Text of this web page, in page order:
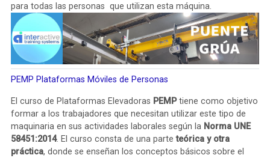
para todas las personas que utilizan esta máquina.
PEMP Plataformas Móviles de Personas
El curso de Plataformas Elevadoras PEMPtiene como objetivo
formar a los trabajadores que necesitan utilizar este tipo de
maquinaria en sus actividades laborales según la Norma UNE
58451:2014. El curso consta de una parteteórica y otra
práctica, donde se enseñan los conceptos básicos sobre el